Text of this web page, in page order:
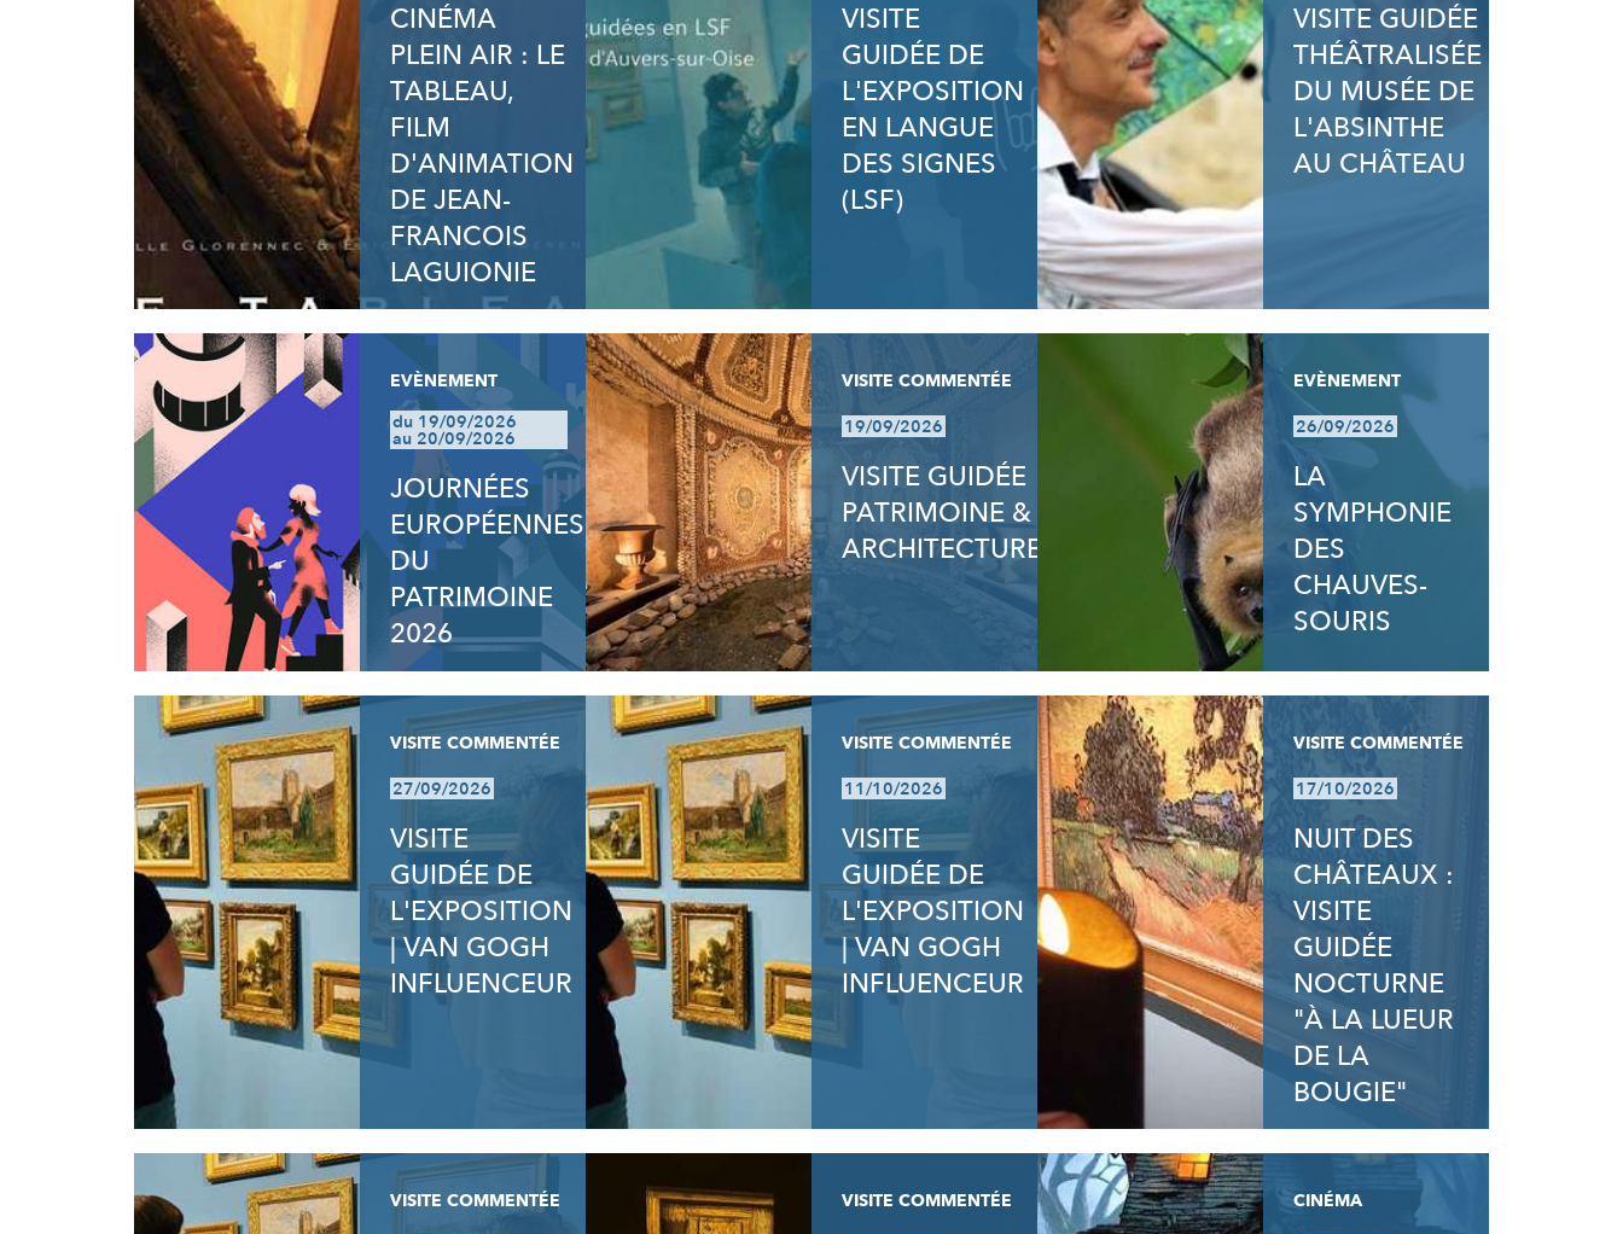
CINÉMA
PLEIN AIR : LE
TABLEAU,
FILM
D'ANIMATION
DE JEAN-
FRANCOIS
LAGUIONIE
VISITE
GUIDÉE DE
L'EXPOSITION
EN LANGUE
DES SIGNES
(LSF)
VISITE GUIDÉE
THÉÂTRALISÉE
DU MUSÉE DE
L'ABSINTHE
AU CHÂTEAU
EVÈNEMENT
du 19/09/2026
au 20/09/2026
JOURNÉES
EUROPÉENNES
DU
PATRIMOINE
2026
VISITE COMMENTÉE
19/09/2026
VISITE GUIDÉE
PATRIMOINE &
ARCHITECTURE
EVÈNEMENT
26/09/2026
LA
SYMPHONIE
DES
CHAUVES-
SOURIS
VISITE COMMENTÉE
27/09/2026
VISITE
GUIDÉE DE
L'EXPOSITION
| VAN GOGH
INFLUENCEUR
VISITE COMMENTÉE
11/10/2026
VISITE
GUIDÉE DE
L'EXPOSITION
| VAN GOGH
INFLUENCEUR
VISITE COMMENTÉE
17/10/2026
NUIT DES
CHÂTEAUX :
VISITE
GUIDÉE
NOCTURNE
"À LA LUEUR
DE LA
BOUGIE"
VISITE COMMENTÉE
VISITE COMMENTÉE
CINÉMA